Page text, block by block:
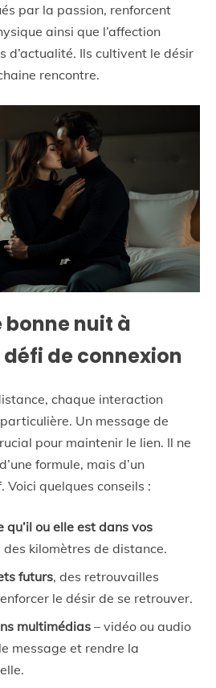
par la passion, renforcent
ainsi que l’affection
d’actualité. Ils cultivent le désir
rencontre.
bonne nuit à
de connexion
chaque interaction
Un message de
pour maintenir le lien. Il ne
formule, mais d’un
quelques conseils :
qu’il ou elle est dans vos
des kilomètres de distance.
futurs, des retrouvailles
le désir de se retrouver.
multimédias – vidéo ou audio
message et rendre la